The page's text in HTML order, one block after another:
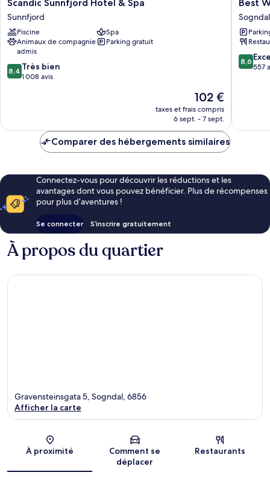
Sunnfjord
Hotel
&
Spa
Sunnfjord
Scandic Sunnfjord Hotel & Spa
Sunnfjord
Piscine
Spa
Animaux de compagnie
admis
Parking gratuit
8.4
sur
8,4 Très bien
1 008 avis
Le
nouveau
prix
de
102 €
taxes et frais compris
6 sept. - 7 sept.
Western
Hotell
Sogndal
Best
Sogndal
8.6
sur
8,6
557
Comparer des hébergements similaires
Connectez-vous pour découvrir les réductions et les
avantages dont vous pouvez bénéficier. Plus de récompenses
pour plus d’aventures !
Se connecter S’inscrire gratuitement
À propos du quartier
Carte
Gravensteinsgata 5, Sogndal, 6856
Afficher la carte
À proximité
Comment se
déplacer
Restaurants